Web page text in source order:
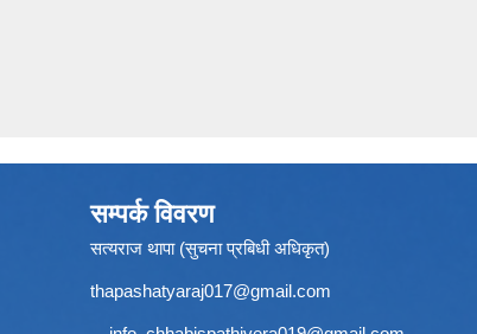
सम्पर्क विवरण
सत्यराज थापा (सुचना प्रबिधी अधिकृत)
thapashatyaraj017@gmail.com